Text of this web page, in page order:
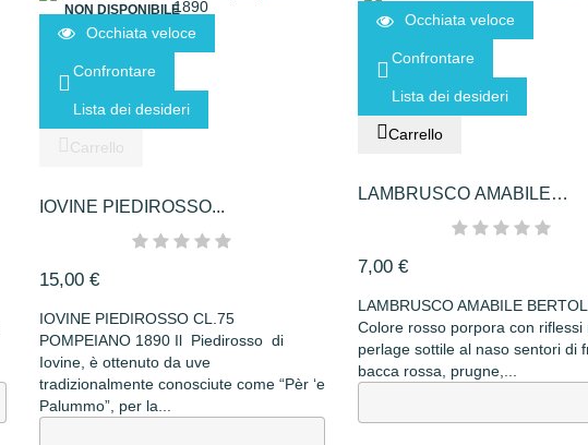
NON DISPONIBILE
Occhiata veloce
Confrontare
Lista dei desideri
Carrello
IOVINE PIEDIROSSO...
15,00 €
IOVINE PIEDIROSSO CL.75
POMPEIANO 1890 Il Piedirosso di
Iovine, è ottenuto da uve
tradizionalmente conosciute come “Pèr ‘e
Palummo”, per la...
Occhiata veloce
Confrontare
Lista dei desideri
Carrello
LAMBRUSCO AMABILE
7,00 €
LAMBRUSCO AMABILE
Colore rosso porpora con riflessi
perlage sottile al naso sentori di
bacca rossa, prugne,...